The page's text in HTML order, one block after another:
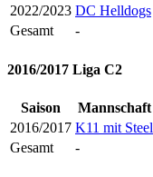
2022/2023 DC Helldogs
Gesamt
-
2016/2017 Liga C2
Saison Mannschaft
2016/2017 K11 mit Steel
Gesamt
-